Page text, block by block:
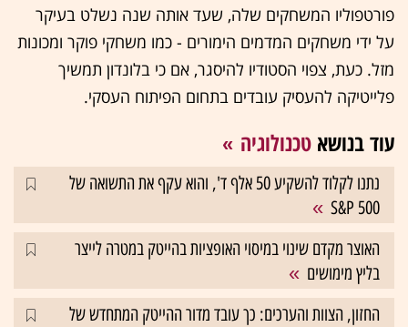
פורטפוליו המשחקים שלה, שעד אותה שנה נשלט בעיקר
על ידי משחקים המדמים הימורים - כמו משחקי פוקר ומכונות
מזל. כעת, צפוי הסטודיו להיסגר, אם כי בלונדון תמשיך
פלייטיקה להעסיק עובדים בתחום הפיתוח העסקי.
עוד בנושא טכנולוגיה
נתנו לקלוד להשקיע 50 אלף ד', והוא עקף את התשואה של
S&P 500
האוצר מקדם שינוי במיסוי האופציות בהייטק במטרה לייצר
בליץ מימושים
החזון, הצוות והערכים: כך עובד מדור ההייטק המתחדש של